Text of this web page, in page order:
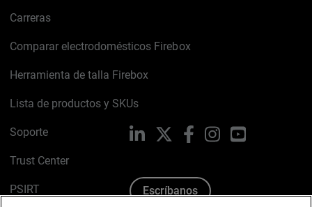
Carreras
Comparar electrodomésticos Firebox
Herramienta de talla Firebox
Lista de productos y SKUs
Soporte
Trust Center
PSIRT
LinkedIn FacebookInstagramYouTube
Escríbanos